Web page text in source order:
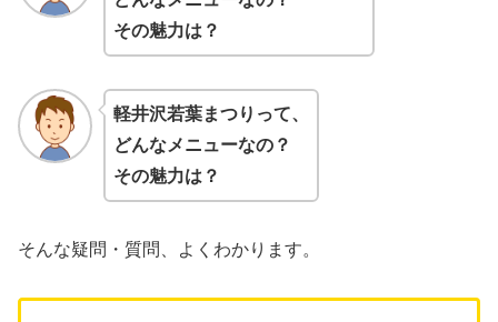
その魅力は？
軽井沢若葉まつりって、
どんなメニューなの？
その魅力は？
そんな疑問・質問、よくわかります。